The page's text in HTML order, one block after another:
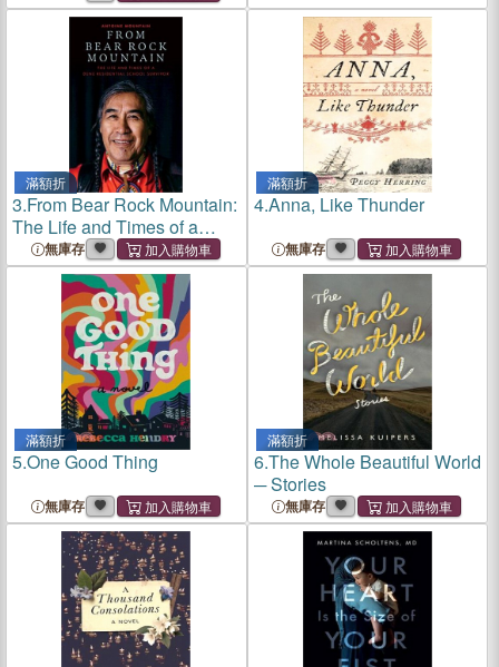
滿額折
3.From Bear Rock Mountain:
The Life and Times of a
Dene Residential School
Survivor
無庫存
滿額折
4.Anna, Like Thunder
無庫存
滿額折
5.One Good Thing
無庫存
滿額折
6.The Whole Beautiful World
─ Stories
無庫存